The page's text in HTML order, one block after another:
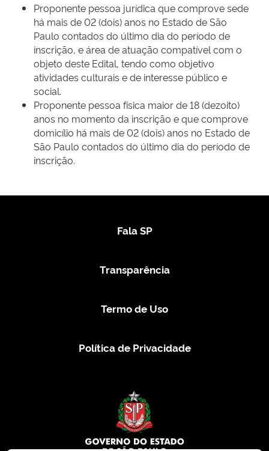
Proponente pessoa jurídica que comprove sede
há mais de 02 (dois) anos no Estado de São
Paulo contados do último dia do período de
inscrição, e área de atuação compatível com o
objeto deste Edital, tendo como objetivo
atividades culturais e de interesse público e
social.
Proponente pessoa física maior de 18 (dezoito)
anos no momento da inscrição e que comprove
domicílio há mais de 02 (dois) anos no Estado de
São Paulo contados do último dia do período de
inscrição.
Fala SP
Transparência
Termo de Uso
Política de Privacidade